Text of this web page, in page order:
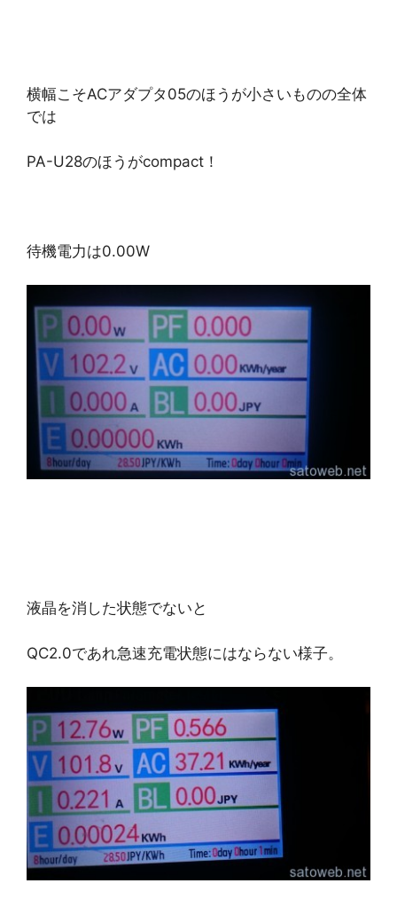
横幅こそACアダプタ05のほうが小さいものの全体
では
PA-U28のほうがcompact！
待機電力は0.00W
液晶を消した状態でないと
QC2.0であれ急速充電状態にはならない様子。